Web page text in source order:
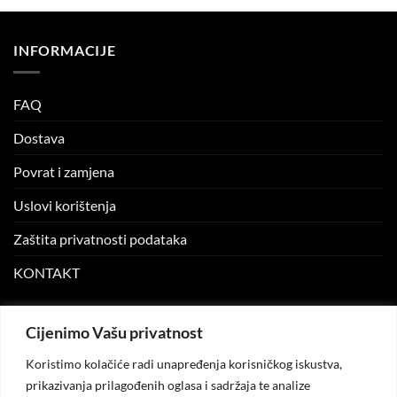
Cijenimo Vašu privatnost
Koristimo kolačiće radi unapređenja korisničkog iskustva,
prikazivanja prilagođenih oglasa i sadržaja te analize
INFORMACIJE
FAQ
Dostava
Povrat i zamjena
Uslovi korištenja
Zaštita privatnosti podataka
KONTAKT